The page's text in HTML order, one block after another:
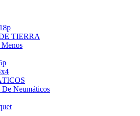
TIERRA
Neumáticos